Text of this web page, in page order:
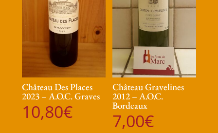
Château Des Places
2023 – A.O.C. Graves
10,80€
Château Gravelines
2012 – A.O.C.
Bordeaux
7,00€